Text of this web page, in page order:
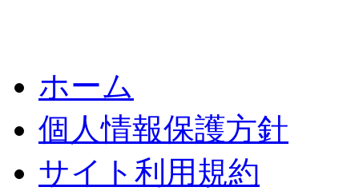
ホーム
個人情報保護方針
サイト利用規約